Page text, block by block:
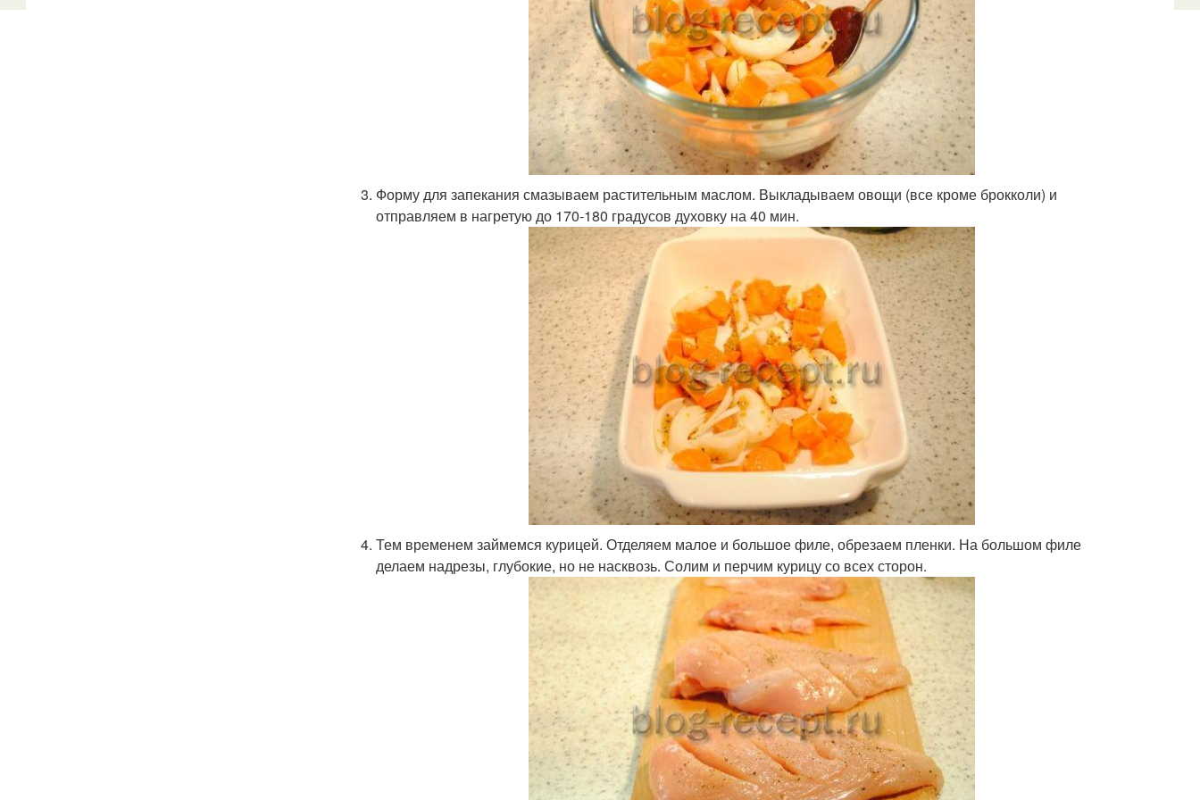
Форму для запекания смазываем растительным маслом. Выкладываем овощи (все кроме брокколи) и
отправляем в нагретую до 170-180 градусов духовку на 40 мин.
Тем временем займемся курицей. Отделяем малое и большое филе, обрезаем пленки. На большом филе
делаем надрезы, глубокие, но не насквозь. Солим и перчим курицу со всех сторон.